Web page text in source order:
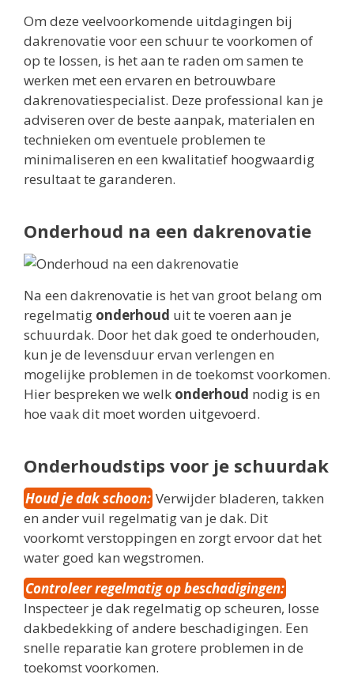
Om deze veelvoorkomende uitdagingen bij
dakrenovatie voor een schuur te voorkomen of
op te lossen, is het aan te raden om samen te
werken met een ervaren en betrouwbare
dakrenovatiespecialist. Deze professional kan je
adviseren over de beste aanpak, materialen en
technieken om eventuele problemen te
minimaliseren en een kwalitatief hoogwaardig
resultaat te garanderen.
Onderhoud na een dakrenovatie
Na een dakrenovatie is het van groot belang om
regelmatig onderhoud uit te voeren aan je
schuurdak. Door het dak goed te onderhouden,
kun je de levensduur ervan verlengen en
mogelijke problemen in de toekomst voorkomen.
Hier bespreken we welk onderhoud nodig is en
hoe vaak dit moet worden uitgevoerd.
Onderhoudstips voor je schuurdak
Houd je dak schoon: Verwijder bladeren, takken
en ander vuil regelmatig van je dak. Dit
voorkomt verstoppingen en zorgt ervoor dat het
water goed kan wegstromen.
Controleer regelmatig op beschadigingen:
Inspecteer je dak regelmatig op scheuren, losse
dakbedekking of andere beschadigingen. Een
snelle reparatie kan grotere problemen in de
toekomst voorkomen.